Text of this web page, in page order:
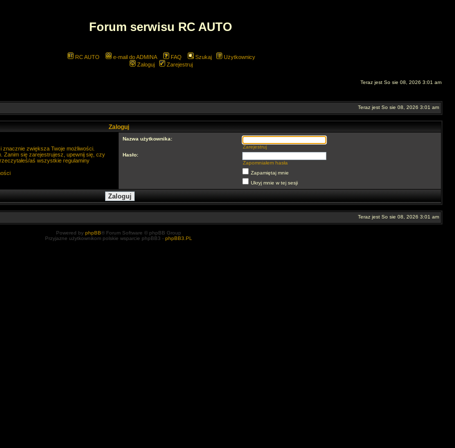
Forum serwisu RC AUTO
RC AUTO e-mail do ADMINA FAQ Szukaj
Użytkownicy
Zaloguj
Zarejestruj
Teraz jest So sie 08, 2026 3:01 am
Teraz jest So sie 08, 2026 3:01 am
Zaloguj
zwiększa Twoje możliwości.
Zanim się zarejestrujesz, upewnij się, czy
aś wszystkie regulaminy
Nazwa użytkownika:
Zarejestruj
Hasło:
Zapomniałem hasła
Zapamiętaj mnie
Ukryj mnie w tej sesji
Teraz jest So sie 08, 2026 3:01 am
Powered by phpBB® Forum Software © phpBB Group
Przyjazne użytkownikom polskie wsparcie phpBB3 - phpBB3.PL